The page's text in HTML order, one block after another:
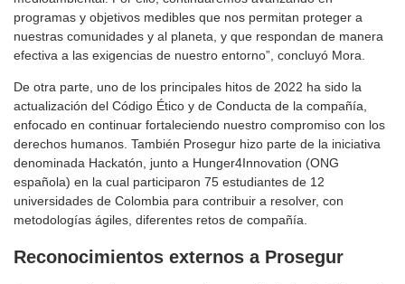
programas y objetivos medibles que nos permitan proteger a
nuestras comunidades y al planeta, y que respondan de manera
efectiva a las exigencias de nuestro entorno”, concluyó Mora.
De otra parte, uno de los principales hitos de 2022 ha sido la
actualización del Código Ético y de Conducta de la compañía,
enfocado en continuar fortaleciendo nuestro compromiso con los
derechos humanos. También Prosegur hizo parte de la iniciativa
denominada Hackatón, junto a Hunger4Innovation (ONG
española) en la cual participaron 75 estudiantes de 12
universidades de Colombia para contribuir a resolver, con
metodologías ágiles, diferentes retos de compañía.
Reconocimientos externos a Prosegur